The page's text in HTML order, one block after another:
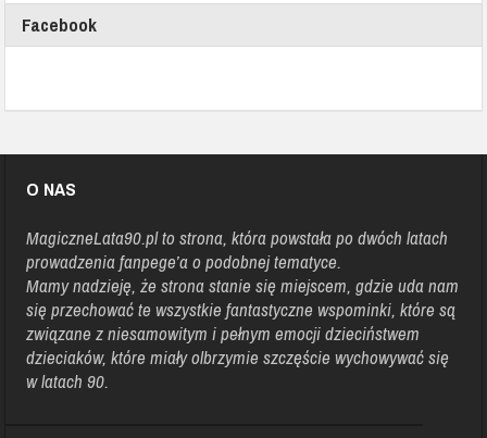
Facebook
O NAS
MagiczneLata90.plto strona, która powstała po dwóch latach
prowadzenia fanpege’a o podobnej tematyce.
Mamy nadzieję, że strona stanie się miejscem, gdzie uda nam
się przechować te wszystkie fantastyczne wspominki, które są
związane z niesamowitym i pełnym emocji dzieciństwem
dzieciaków, które miały olbrzymie szczęście wychowywać się
w latach 90.